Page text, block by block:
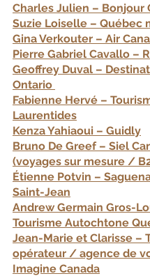
Charles Julien – Bonjour
Suzie Loiselle – Québec
Gina Verkouter – Air
Pierre Gabriel Cavallo –
Geoffrey Duval –
Ontario
Fabienne Hervé –
Laurentides
Kenza Yahiaoui – Guidly
Bruno De Greef – Siel
(voyages sur mesure /
Étienne Potvin –
Saint-Jean
Andrew Germain Gros-
Tourisme Autochtone
Jean-Marie et Clarisse –
opérateur / agence de
Imagine Canada